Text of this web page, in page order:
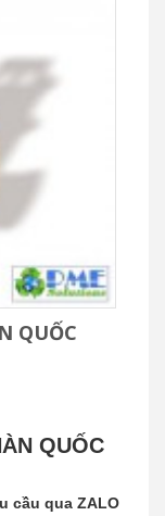
QUỐC
QUỐC
cầu qua ZALO